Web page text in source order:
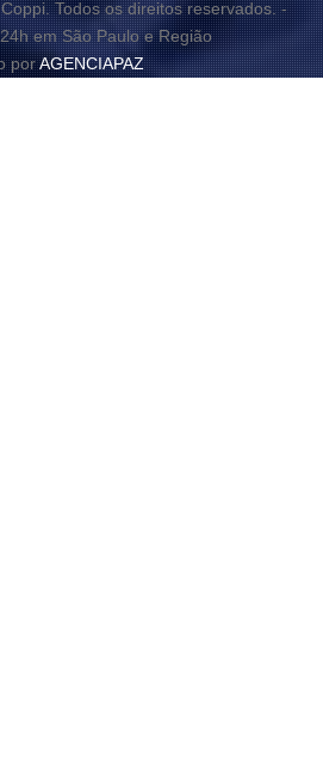
Todos os direitos reservados. -
em São Paulo e Região
porAGENCIAPAZ